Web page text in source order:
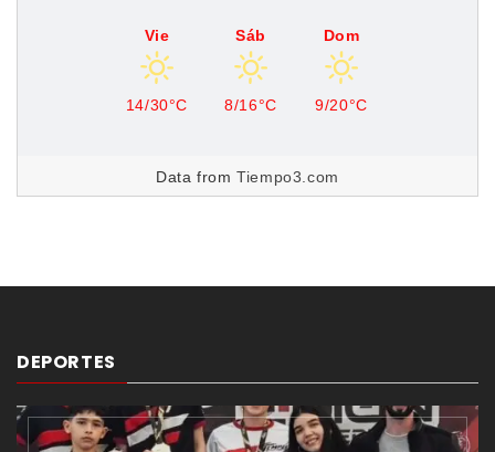
Vie
14/30°C
Sáb
8/16°C
Dom
9/20°C
Data fromTiempo3.com
DEPORTES